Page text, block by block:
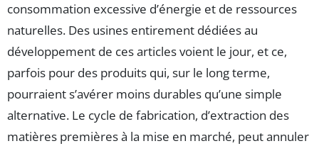
consommation excessive d’énergie et de ressources
naturelles. Des usines entirement dédiées au
développement de ces articles voient le jour, et ce,
parfois pour des produits qui, sur le long terme,
pourraient s’avérer moins durables qu’une simple
alternative. Le cycle de fabrication, d’extraction des
matières premières à la mise en marché, peut annuler